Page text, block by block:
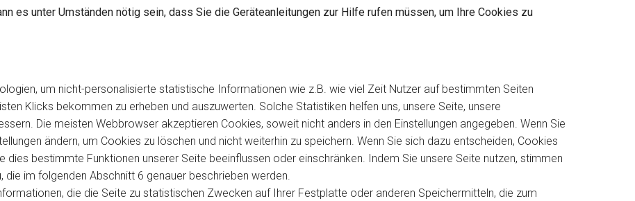
es unter Umständen nötig sein, dass Sie die Geräteanleitungen zur Hilfe rufen müssen, um Ihre Cookies zu
um nicht-personalisierte statistische Informationen wie z.B. wie viel Zeit Nutzer auf bestimmten Seiten
Klicks bekommen zu erheben und auszuwerten. Solche Statistiken helfen uns, unsere Seite, unsere
Die meisten Webbrowser akzeptieren Cookies, soweit nicht anders in den Einstellungen angegeben. Wenn Sie
ändern, um Cookies zu löschen und nicht weiterhin zu speichern. Wenn Sie sich dazu entscheiden, Cookies
bestimmte Funktionen unserer Seite beeinflussen oder einschränken. Indem Sie unsere Seite nutzen, stimmen
die im folgenden Abschnitt 6 genauer beschrieben werden.
die die Seite zu statistischen Zwecken auf Ihrer Festplatte oder anderen Speichermitteln, die zum